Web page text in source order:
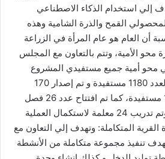
إلي استخدام الذكاء الاصطناعي
القمح والذرة الشامية وهذه
أن العام هو عام المرأة في الزراعة
محو الأمية، وتتم بالتعاون مع المجلس
محو أمية جميع مستفيدي المشروع
وخلالها قد تم عمل اختبار لعدد 1180 مستفيدة و تم إصدار 170
شهادة محو أمية لعدد 170 مستفيدة، كما تم افتتاح عدد 26 فصل
محو أمية لغير المتعلمين وتم تدريب 24 معلمة لاستكمال العملية
القرية المتكاملة: وتهدف إلي التعاون مع
تنفيذ مجموعة متكاملة من الأنشطة